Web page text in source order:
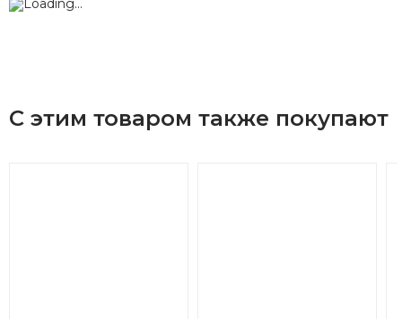
С этим товаром также покупают